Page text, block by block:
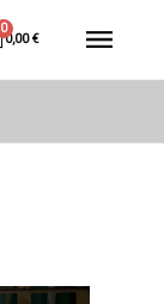
0,00 €